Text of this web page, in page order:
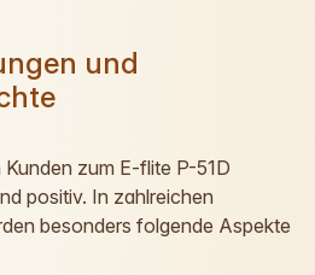
und
zum E-flite P-51D
positiv. In zahlreichen
besonders folgende Aspekte